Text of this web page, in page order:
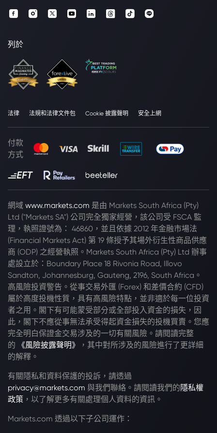
列於
法律 法規和法律文件包 Cookie 披露聲明 安全上網
付款
方式
網域 www.markets.com 是由 Markets South Africa (Pty)
Ltd ("Markets SA") 公司完全獨家經營，該公司受 FSCA 監
理，執照證號為： 46860，並且依據 2012 年金融市場法
(Financial Markets Act) 第 19 條授予其場外衍生性商品供應
商 (ODP) 之經營執照。Markets South Africa (Pty) Ltd 辦事
處設立於：Boundary Place 18 Rivonia Road, Illovo
Sandton, Johannesburg, Gauteng, 2196, South Africa。
高風險投資警告。從事交易外匯 (Forex) 和差價合約 (CFD)
屬於高度投機性質，具有高風險特點，並非適於每一位投資
者之用。閣下有可能蒙受部分或全部投入資金的損失，因
此，閣下不應從事無法承受得起資金損失的投機買賣。您應
完全明白保證金交易涉及的一切有關風險。請閱讀完整
的
《風險披露聲明》
，其中對所涉及的風險進行了更詳細
的解釋。
有關隱私和資料保護的投訴，請透過
privacy@markets.com 與我們聯絡。請閱讀我們的 隱私權
政策 ，以了解更多有關處理個人資料的資訊。
Markets.com 透過以下子公司運作：